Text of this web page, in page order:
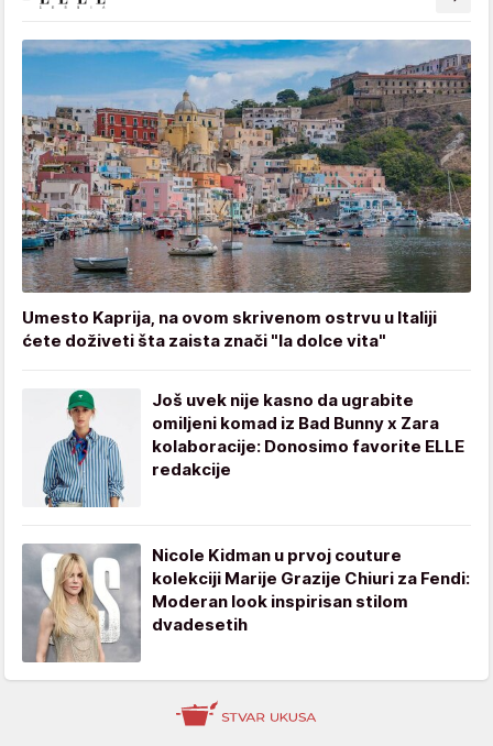
Umesto Kaprija, na ovom skrivenom ostrvu u Italiji
ćete doživeti šta zaista znači "la dolce vita"
Još uvek nije kasno da ugrabite
omiljeni komad iz Bad Bunny x Zara
kolaboracije: Donosimo favorite ELLE
redakcije
Nicole Kidman u prvoj couture
kolekciji Marije Grazije Chiuri za Fendi:
Moderan look inspirisan stilom
dvadesetih